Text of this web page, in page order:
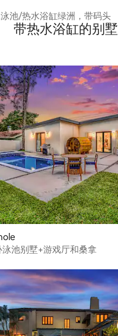
池/热水浴缸绿洲，带码头
带热水浴缸的别墅
池别墅+游戏厅和桑拿